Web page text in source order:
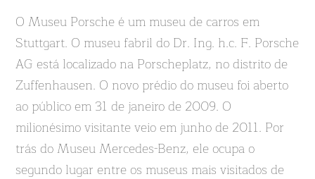
O Museu Porsche é um museu de carros em
Stuttgart. O museu fabril do Dr. Ing. h.c. F. Porsche
AG está localizado na Porscheplatz, no distrito de
Zuffenhausen. O novo prédio do museu foi aberto
ao público em 31 de janeiro de 2009. O
milionésimo visitante veio em junho de 2011. Por
trás do Museu Mercedes-Benz, ele ocupa o
segundo lugar entre os museus mais visitados de